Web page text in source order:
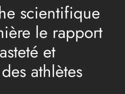
scientifique
le rapport
et
athlètes